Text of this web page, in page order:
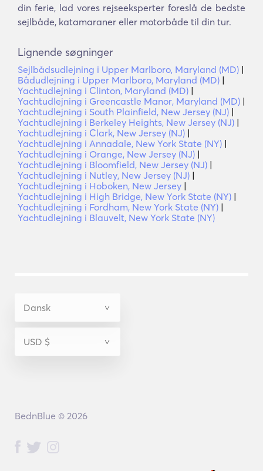
din ferie, lad vores rejseeksperter foreslå de bedste
sejlbåde, katamaraner eller motorbåde til din tur.
Lignende søgninger
Sejlbådsudlejning i Upper Marlboro, Maryland (MD) |
Bådudlejning i Upper Marlboro, Maryland (MD) |
Yachtudlejning i Clinton, Maryland (MD) |
Yachtudlejning i Greencastle Manor, Maryland (MD) |
Yachtudlejning i South Plainfield, New Jersey (NJ) |
Yachtudlejning i Berkeley Heights, New Jersey (NJ) |
Yachtudlejning i Clark, New Jersey (NJ) |
Yachtudlejning i Annadale, New York State (NY) |
Yachtudlejning i Orange, New Jersey (NJ) |
Yachtudlejning i Bloomfield, New Jersey (NJ) |
Yachtudlejning i Nutley, New Jersey (NJ) |
Yachtudlejning i Hoboken, New Jersey |
Yachtudlejning i High Bridge, New York State (NY) |
Yachtudlejning i Fordham, New York State (NY) |
Yachtudlejning i Blauvelt, New York State (NY)
BednBlue © 2026